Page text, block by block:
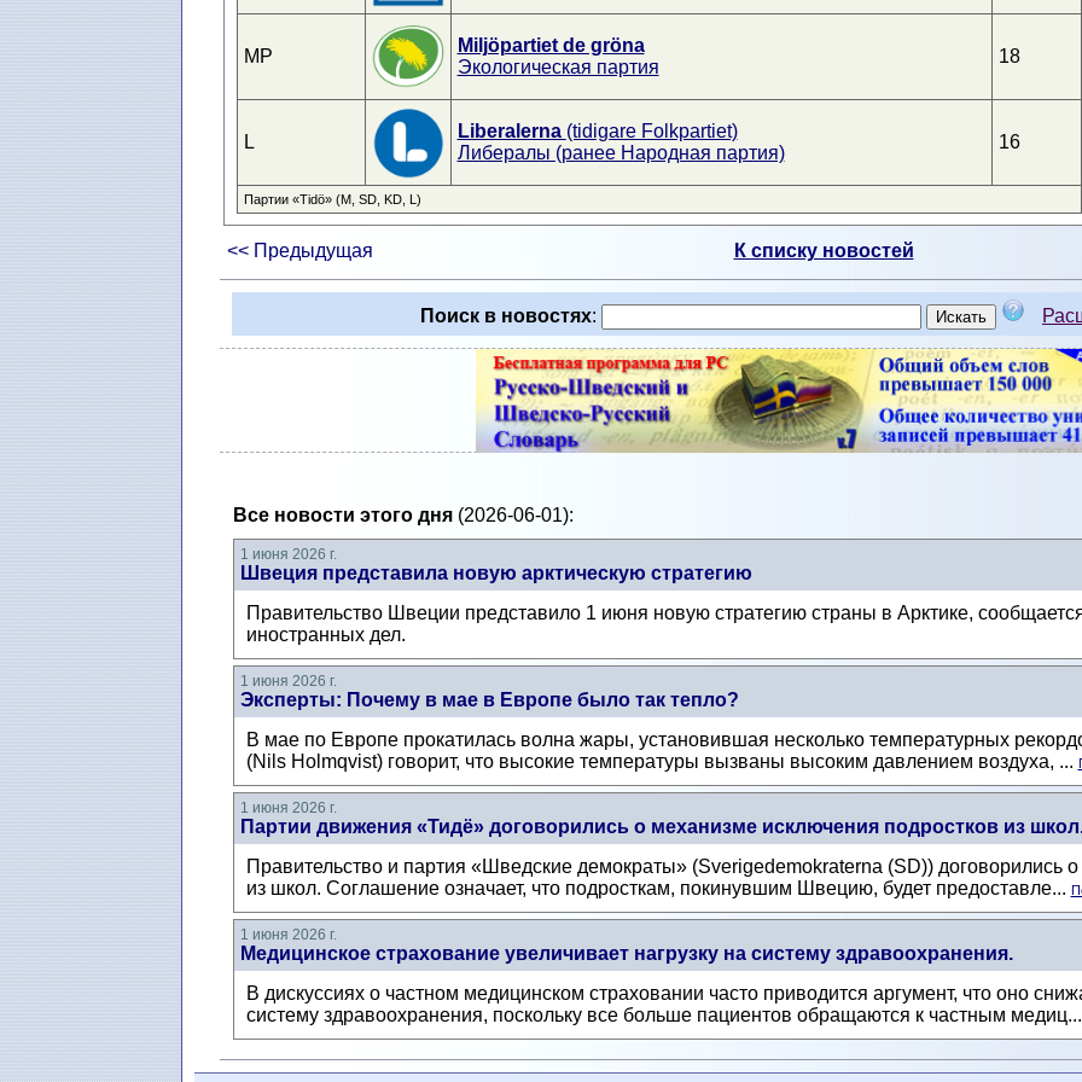
MP
Miljöpartiet de gröna
Экологическая партия
18
L
Liberalerna (tidigare Folkpartiet)
Либералы (ранее Народная партия)
16
Партии «Tidö» (M, SD, KD, L)
<< Предыдущая К списку новостей
Поиск в новостях:
Все новости этого дня(2026-06-01):
1 июня 2026 г.
Швеция представила новую арктическую стратегию
Правительство Швеции представило 1 июня новую стратегию страны в Арктике,
иностранных дел.
1 июня 2026 г.
Эксперты: Почему в мае в Европе было так тепло?
В мае по Европе прокатилась волна жары, установившая несколько температурных
(Nils Holmqvist) говорит, что высокие температуры вызваны высоким давлением воздуха, ...
1 июня 2026 г.
Партии движения «Тидё» договорились о механизме исключения подростков из
Правительство и партия «Шведские демократы» (Sverigedemokraterna (SD)) договорились
из школ. Соглашение означает, что подросткам, покинувшим Швецию, будет предоставле...
1 июня 2026 г.
Медицинское страхование увеличивает нагрузку на систему здравоохранения.
В дискуссиях о частном медицинском страховании часто приводится аргумент, что оно
систему здравоохранения, поскольку все больше пациентов обращаются к частным